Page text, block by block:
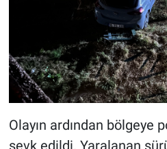
Olayın ardından bölgeye
sevk edildi. Yaralanan